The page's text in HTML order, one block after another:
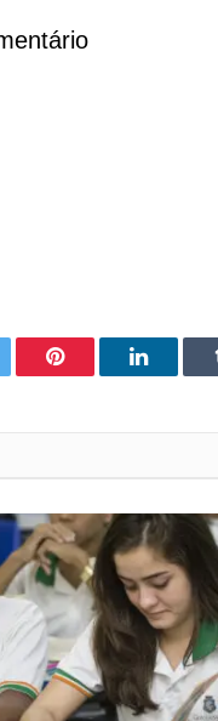
Pinterest LinkedIn